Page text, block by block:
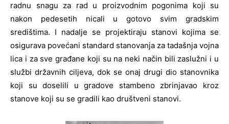
radnu snagu za rad u proizvodnim pogonima koji su
nakon pedesetih nicali u gotovo svim gradskim
središtima. I nadalje se projektiraju stanovi kojima se
osigurava povećani standard stanovanja za tadašnja vojna
lica i za sve građane koji su na neki način bili zaslužni i u
službi državnih ciljeva, dok se onaj drugi dio stanovnika
koji su doselili u gradove stambeno zbrinjavao kroz
stanove koji su se gradili kao društveni stanovi.